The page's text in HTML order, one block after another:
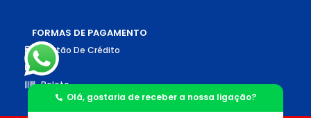
FORMAS DE PAGAMENTO
Cartão De Crédito
Pix
Boleto
Olá, gostaria de receber a nossa ligação?